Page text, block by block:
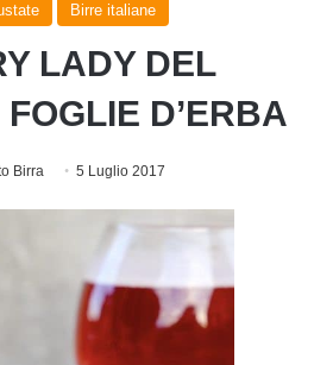
Birre italiane
LADY DEL
D’ERBA
Birra 5 Luglio 2017